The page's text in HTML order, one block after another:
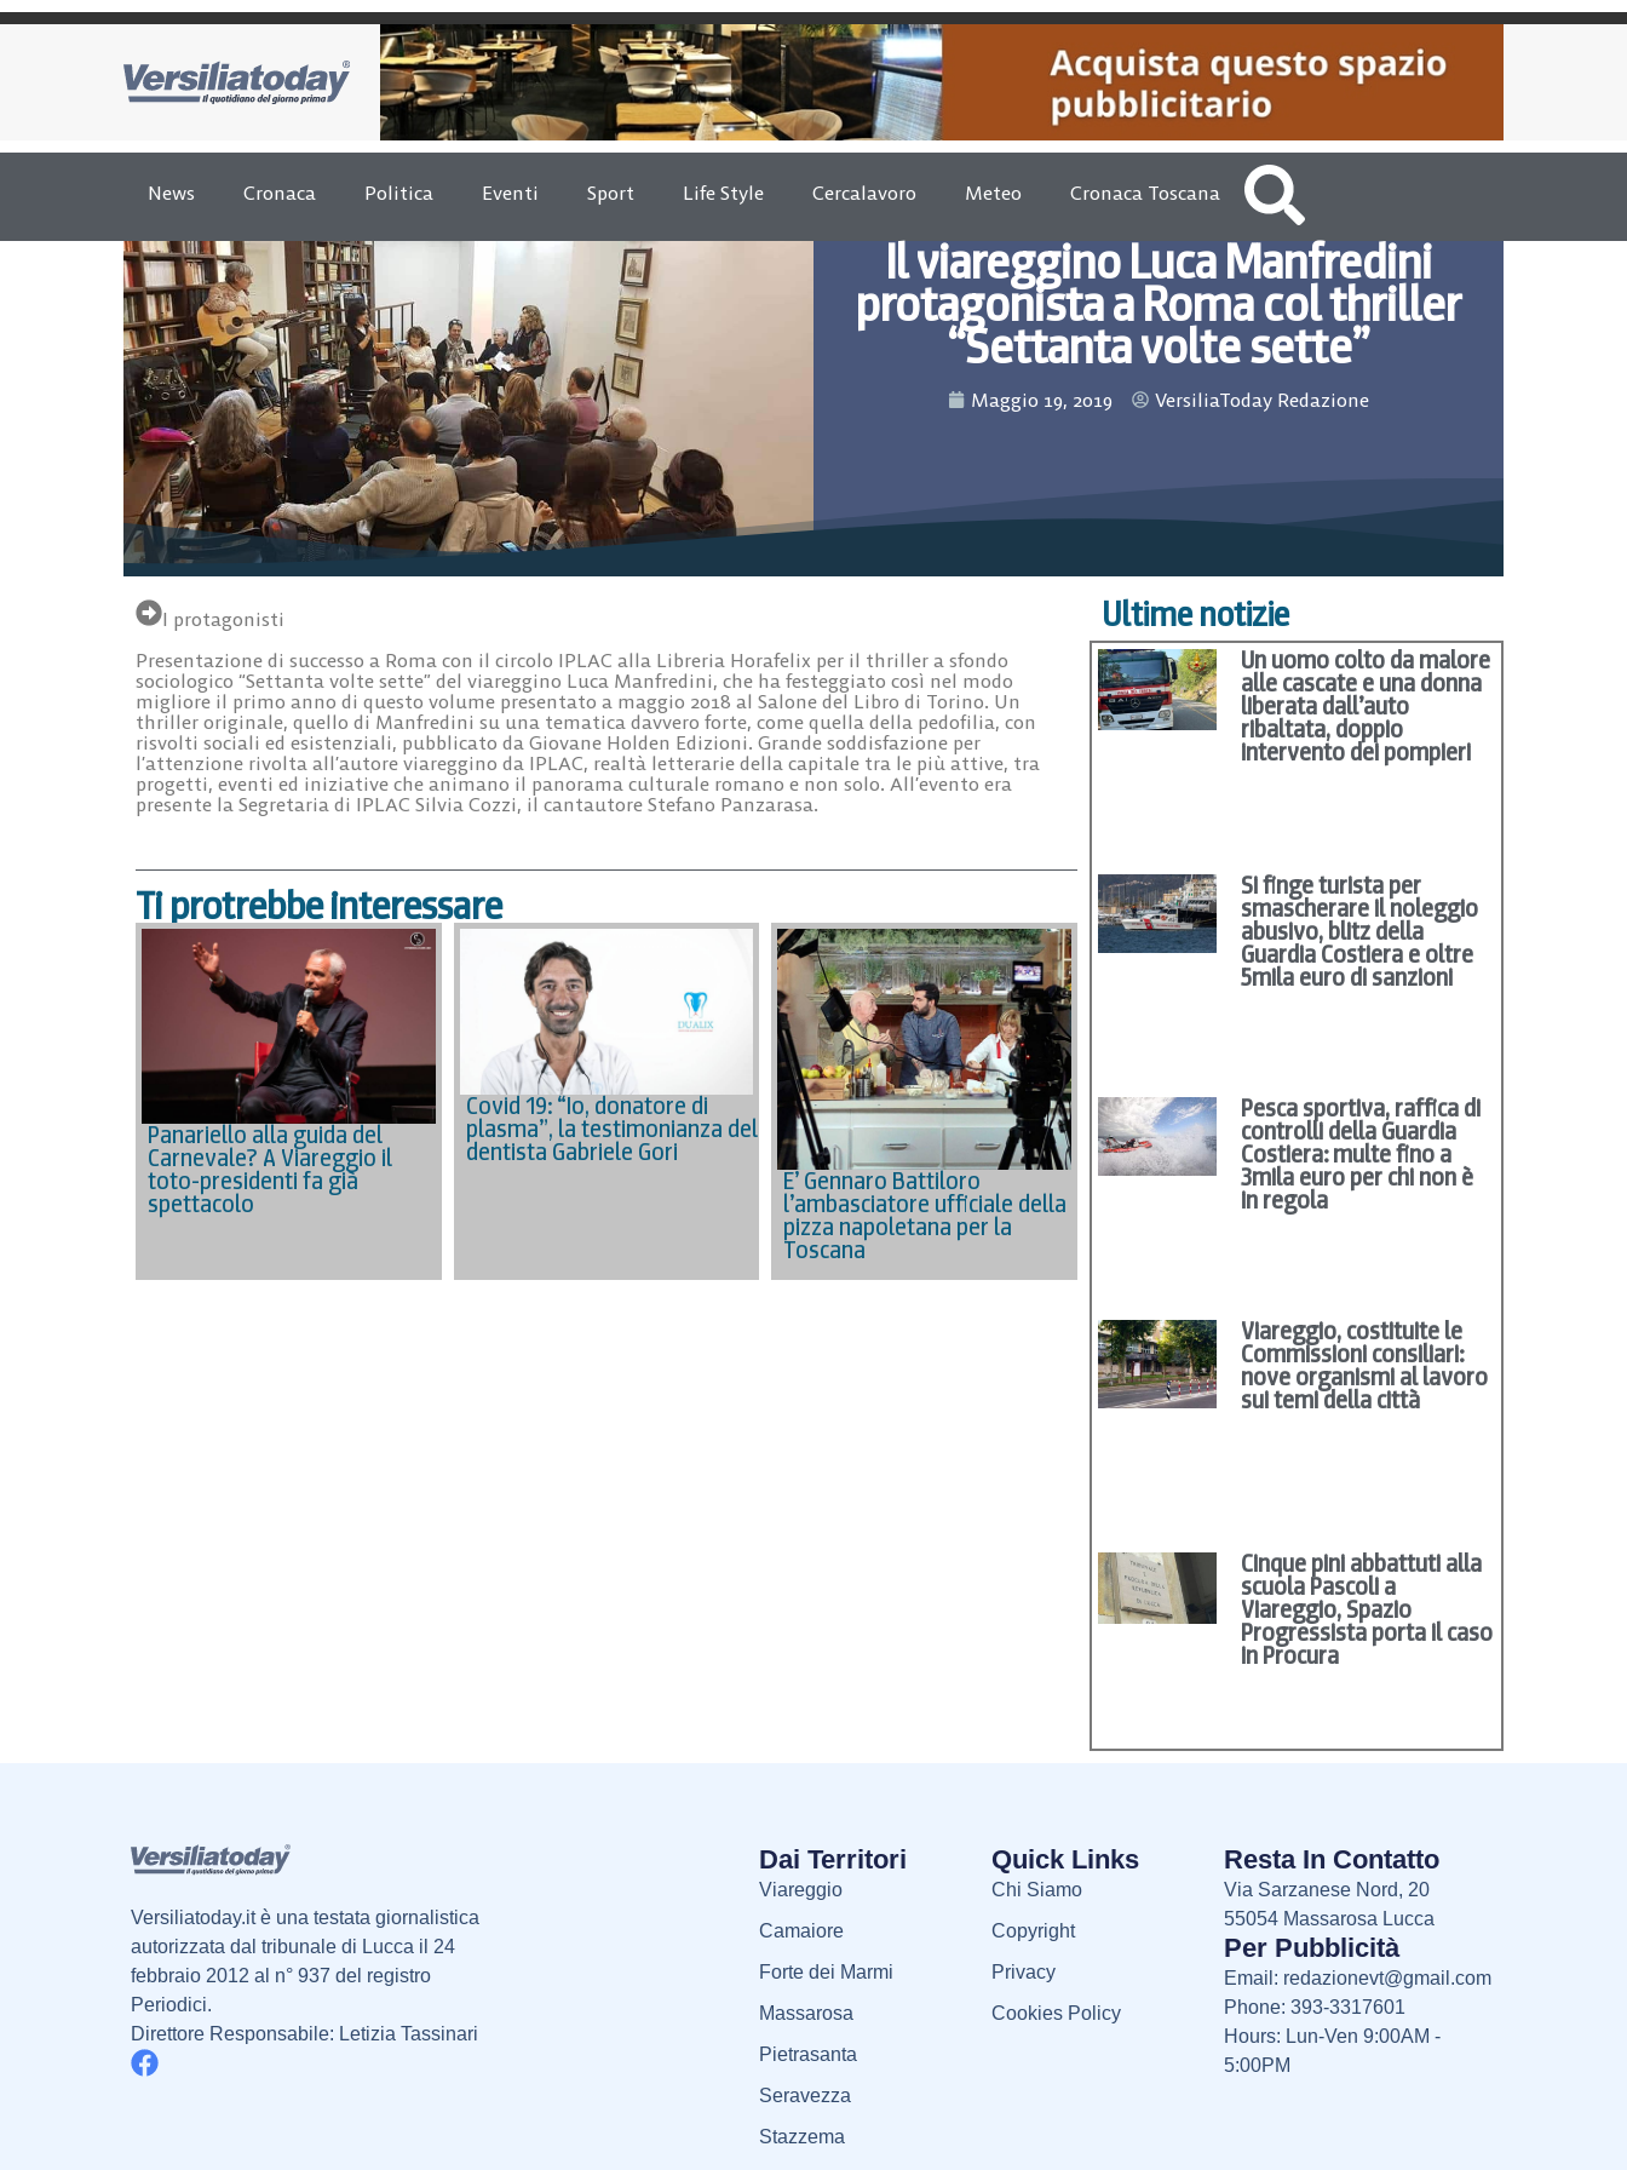
News Cronaca Politica Eventi Sport Life Style Cercalavoro Meteo Cronaca Toscana
Il viareggino Luca Manfredini
protagonista a Roma col thriller
“Settanta volte sette”
Maggio 19, 2019 VersiliaToday Redazione
I protagonisti
Presentazione di successo a Roma con il circolo IPLAC alla Libreria Horafelix per il thriller a sfondo
sociologico “Settanta volte sette” del viareggino Luca Manfredini, che ha festeggiato così nel modo
migliore il primo anno di questo volume presentato a maggio 2018 al Salone del Libro di Torino. Un
thriller originale, quello di Manfredini su una tematica davvero forte, come quella della pedofilia, con
risvolti sociali ed esistenziali, pubblicato da Giovane Holden Edizioni. Grande soddisfazione per
l’attenzione rivolta all’autore viareggino da IPLAC, realtà letterarie della capitale tra le più attive, tra
progetti, eventi ed iniziative che animano il panorama culturale romano e non solo. All’evento era
presente la Segretaria di IPLAC Silvia Cozzi, il cantautore Stefano Panzarasa.
Ti protrebbe interessare
Panariello alla guida del
Carnevale? A Viareggio il
toto-presidenti fa già
spettacolo
Covid 19: “Io, donatore di
plasma”, la testimonianza del
dentista Gabriele Gori
E’ Gennaro Battiloro
l’ambasciatore ufficiale della
pizza napoletana per la
Toscana
Ultime notizie
Un uomo colto da malore
alle cascate e una donna
liberata dall’auto
ribaltata, doppio
intervento dei pompieri
Si finge turista per
smascherare il noleggio
abusivo, blitz della
Guardia Costiera e oltre
5mila euro di sanzioni
Pesca sportiva, raffica di
controlli della Guardia
Costiera: multe fino a
3mila euro per chi non è
in regola
Viareggio, costituite le
Commissioni consiliari:
nove organismi al lavoro
sui temi della città
Cinque pini abbattuti alla
scuola Pascoli a
Viareggio, Spazio
Progressista porta il caso
in Procura
Versiliatoday.it è una testata giornalistica
autorizzata dal tribunale di Lucca il 24
febbraio 2012 al n° 937 del registro
Periodici.
Direttore Responsabile: Letizia Tassinari
Dai Territori
Viareggio
Camaiore
Forte dei Marmi
Massarosa
Pietrasanta
Seravezza
Stazzema
Quick Links
Chi Siamo
Copyright
Privacy
Cookies Policy
Resta In Contatto
Via Sarzanese Nord, 20
55054 Massarosa Lucca
Per Pubblicità
Email: redazionevt@gmail.com
Phone: 393-3317601
Hours: Lun-Ven 9:00AM -
5:00PM